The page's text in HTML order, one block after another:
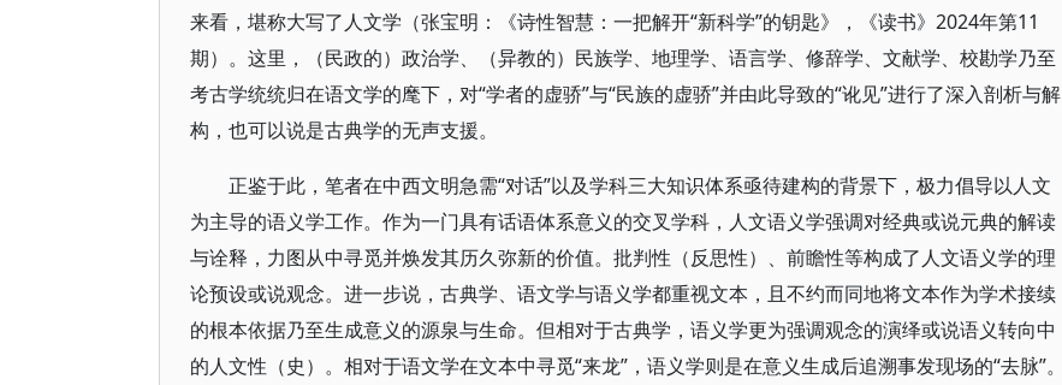
来看，堪称大写了人文学（张宝明：《诗性智慧：一把解开“新科学”的钥匙》，《读书》2024年第11
期）。这里，（民政的）政治学、（异教的）民族学、地理学、语言学、修辞学、文献学、校勘学乃至
考古学统统归在语文学的麾下，对“学者的虚骄”与“民族的虚骄”并由此导致的“讹见”进行了深入剖析与解
构，也可以说是古典学的无声支援。
正鉴于此，笔者在中西文明急需“对话”以及学科三大知识体系亟待建构的背景下，极力倡导以人文
为主导的语义学工作。作为一门具有话语体系意义的交叉学科，人文语义学强调对经典或说元典的解读
与诠释，力图从中寻觅并焕发其历久弥新的价值。批判性（反思性）、前瞻性等构成了人文语义学的理
论预设或说观念。进一步说，古典学、语文学与语义学都重视文本，且不约而同地将文本作为学术接续
的根本依据乃至生成意义的源泉与生命。但相对于古典学，语义学更为强调观念的演绎或说语义转向中
的人文性（史）。相对于语文学在文本中寻觅“来龙”，语义学则是在意义生成后追溯事发现场的“去脉”。